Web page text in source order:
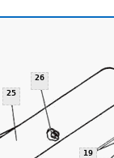
19
25
26